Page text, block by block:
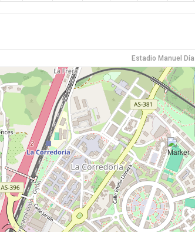
Estadio Manuel